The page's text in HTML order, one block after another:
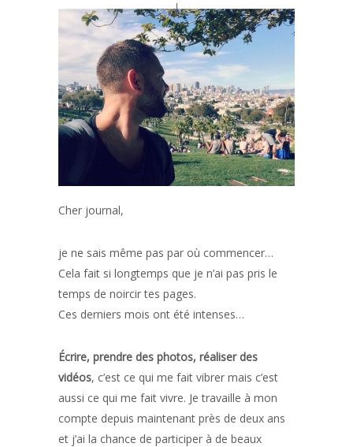
Cher journal,
je ne sais même pas par où commencer…
Cela fait si longtemps que je n’ai pas pris le
temps de noircir tes pages.
Ces derniers mois ont été intenses…
Écrire, prendre des photos, réaliser des
vidéos, c’est ce qui me fait vibrer mais c’est
aussi ce qui me fait vivre. Je travaille à mon
compte depuis maintenant près de deux ans
et j’ai la chance de participer à de beaux